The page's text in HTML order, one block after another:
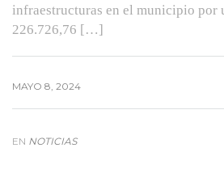
infraestructuras en el municipio por
226.726,76 […]
MAYO 8, 2024
EN NOTICIAS